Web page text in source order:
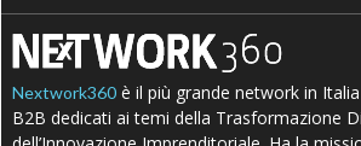
Nextwork360 è il più grande network in
B2B dedicati ai temi della Trasformazione